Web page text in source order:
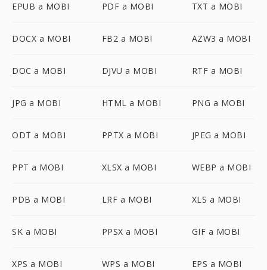
EPUB a MOBI PDF a MOBI TXT a MOBI
DOCX a MOBI FB2 a MOBI AZW3 a MOBI
DOC a MOBI DJVU a MOBI RTF a MOBI
JPG a MOBI HTML a MOBI PNG a MOBI
ODT a MOBI PPTX a MOBI JPEG a MOBI
PPT a MOBI XLSX a MOBI WEBP a MOBI
PDB a MOBI LRF a MOBI XLS a MOBI
SK a MOBI PPSX a MOBI GIF a MOBI
XPS a MOBI WPS a MOBI EPS a MOBI